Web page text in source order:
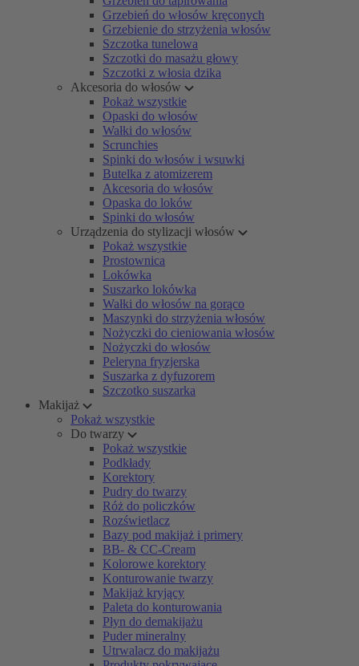
Grzebień do włosów kręconych
Grzebienie do strzyżenia włosów
Szczotka tunelowa
Szczotki do masażu głowy
Szczotki z włosia dzika
Akcesoria do włosów
Pokaż wszystkie
Opaski do włosów
Wałki do włosów
Scrunchies
Spinki do włosów i wsuwki
Butelka z atomizerem
Akcesoria do włosów
Opaska do loków
Spinki do włosów
Urządzenia do stylizacji włosów
Pokaż wszystkie
Prostownica
Lokówka
Suszarko lokówka
Wałki do włosów na gorąco
Maszynki do strzyżenia włosów
Nożyczki do cieniowania włosów
Nożyczki do włosów
Peleryna fryzjerska
Suszarka z dyfuzorem
Szczotko suszarka
Makijaż
Pokaż wszystkie
Do twarzy
Pokaż wszystkie
Podkłady
Korektory
Pudry do twarzy
Róż do policzków
Rozświetlacz
Bazy pod makijaż i primery
BB- & CC-Cream
Kolorowe korektory
Konturowanie twarzy
Makijaż kryjący
Paleta do konturowania
Płyn do demakijażu
Puder mineralny
Utrwalacz do makijażu